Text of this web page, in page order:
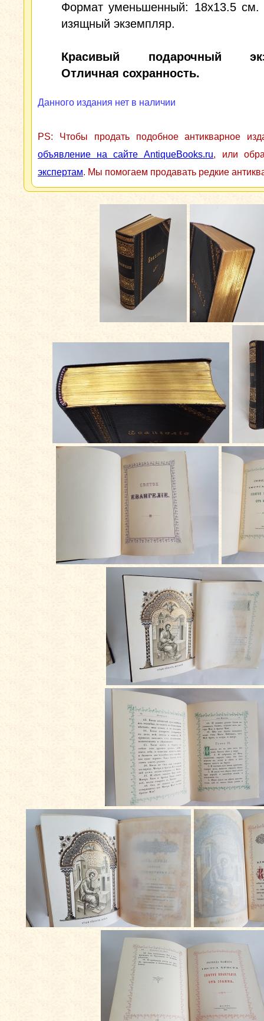
Формат уменьшенный: 18х13.5 см.
изящный экземпляр.
Красивый подарочный
Отличная сохранность.
Данного издания нет в наличии
PS: Чтобы продать подобное антикварное
объявление на сайте AntiqueBooks.ru, или
экспертам. Мы помогаем продавать редкие